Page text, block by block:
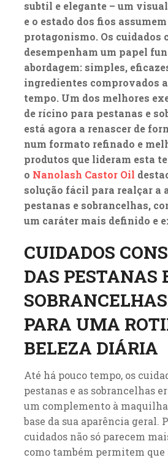
subtil e elegante – um
e o estado dos fios assumem
protagonismo. Os cuidados
desempenham um papel
abordagem: simples,
ingredientes comprovados
tempo. Um dos melhores
de rícino para pestanas e
está agora a renascer de
num formato refinado e
produtos que lideram esta
o Nanolash Castor Oil
solução fácil para realçar a
pestanas e sobrancelhas,
um caráter mais definido e
CUIDADOS
DAS PESTANAS
PARA UMA
BELEZA DIÁRIA
Até há pouco tempo, os
pestanas e as sobrancelhas
um complemento à
base da sua aparência geral.
cuidados não só parecem
como também permitem